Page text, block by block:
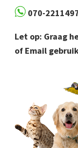
070-
Let op: Graag
of Email